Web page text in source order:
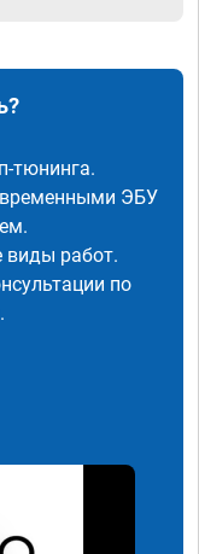
тюнинга.
ЭБУ
виды работ.
по